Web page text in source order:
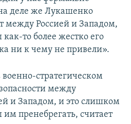
деле же Лукашенко
между Россией и Западом,
то более жестко его
ни к чему не привели».
военно-стратегическом
между
и Западом, и это слишком
пренебрегать, считает